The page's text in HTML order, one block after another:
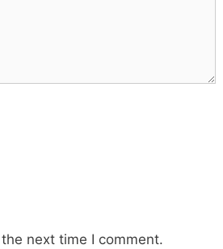
next time I comment.